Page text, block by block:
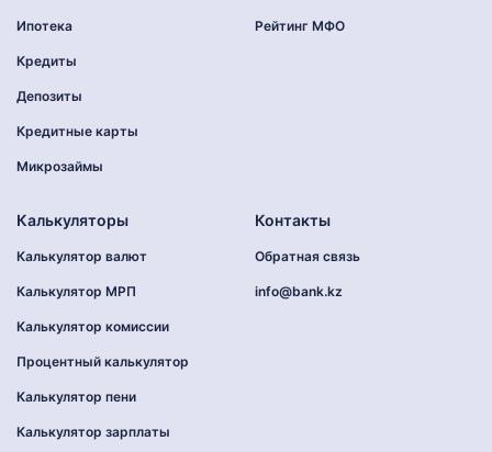
Ипотека
Кредиты
Депозиты
Кредитные карты
Микрозаймы
Рейтинг МФО
Калькуляторы
Калькулятор валют
Калькулятор МРП
Калькулятор комиссии
Процентный калькулятор
Калькулятор пени
Калькулятор зарплаты
Контакты
Обратная связь
info@bank.kz